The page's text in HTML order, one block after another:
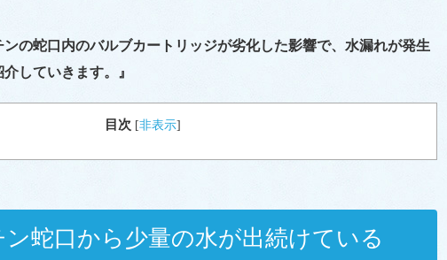
ンの蛇口内のバルブカートリッジが劣化した影響で、水漏れが発生
していきます。』
目次 [非表示]
蛇口から少量の水が出続けている